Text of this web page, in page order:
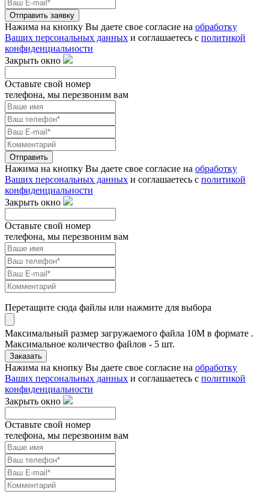
Отправить заявку
Нажима на кнопку Вы даете свое согласие на обработку
Ваших персональных данных и соглашаетесь с политикой
конфиденциальности
Закрыть окно
Оставьте свой номер
телефона, мы перезвоним вам
Отправить
Нажима на кнопку Вы даете свое согласие на обработку
Ваших персональных данных и соглашаетесь с политикой
конфиденциальности
Закрыть окно
Оставьте свой номер
телефона, мы перезвоним вам
Перетащите сюда файлы или нажмите для выбора
Максимальный размер загружаемого файла 10M в формате .
Максимальное количество файлов - 5 шт.
Заказать
Нажима на кнопку Вы даете свое согласие на обработку
Ваших персональных данных и соглашаетесь с политикой
конфиденциальности
Закрыть окно
Оставьте свой номер
телефона, мы перезвоним вам